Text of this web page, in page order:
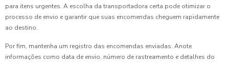
para itens urgentes. A escolha da transportadora certa pode otimizar o
processo de envio e garantir que suas encomendas cheguem rapidamente
ao destino.
Por fim, mantenha um registro das encomendas enviadas. Anote
informações como data de envio, número de rastreamento e detalhes do